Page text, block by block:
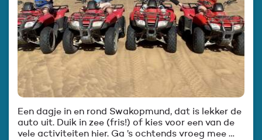
Een dagje in en rond Swakopmund, dat is lekker de
auto uit. Duik in zee (fris!) of kies voor een van de
vele activiteiten hier. Ga ’s ochtends vroeg mee …